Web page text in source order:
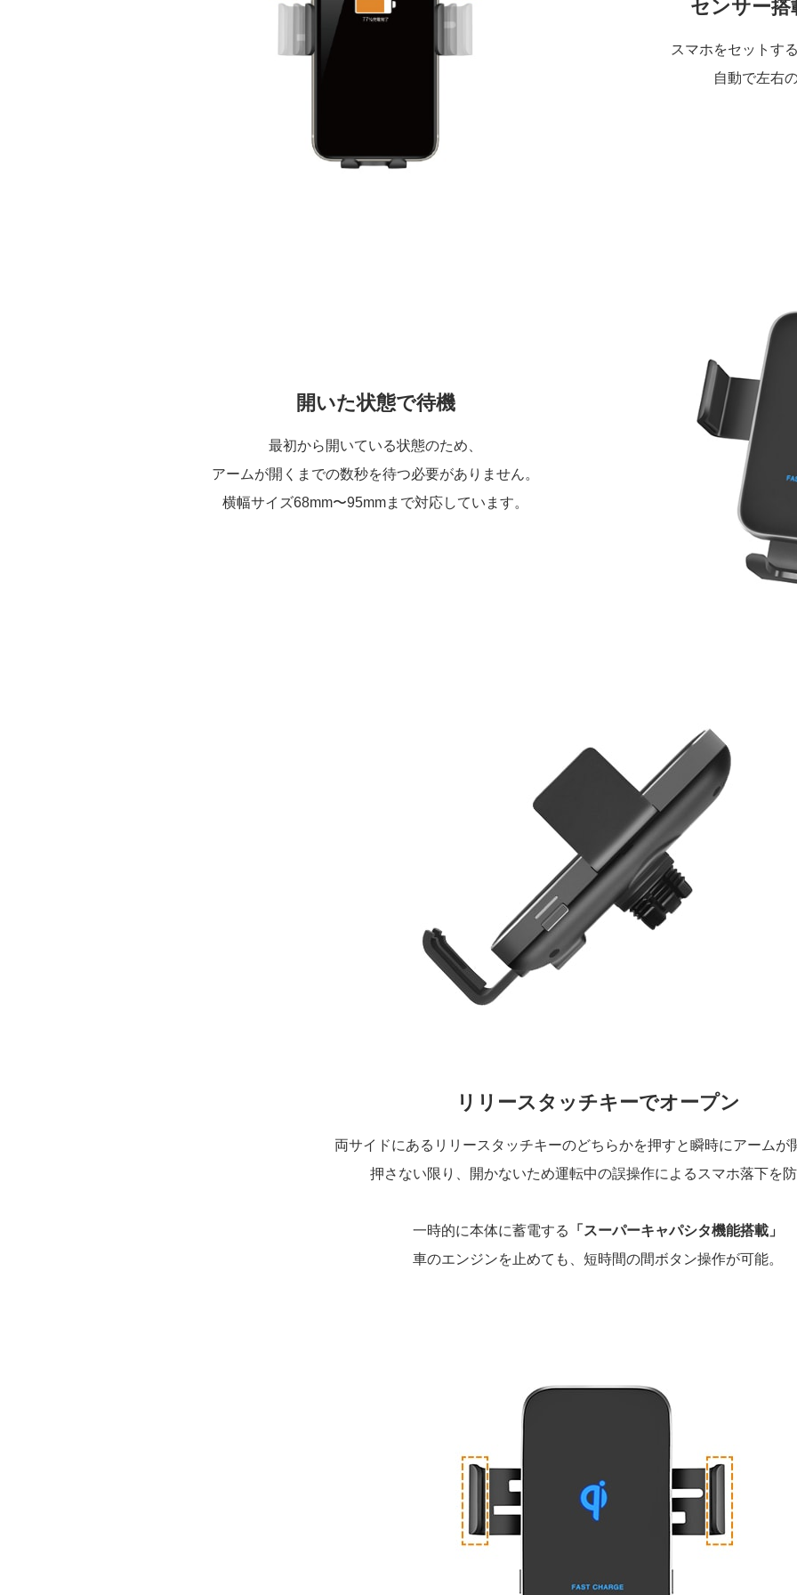
センサー搭
スマホをセットす
自動で左右
開いた状態で待機
最初から開いている状態のため、
アームが開くまでの数秒を待つ必要がありません。
横幅サイズ68mm〜95mmまで対応しています。
リリースタッチキーでオープン
両サイドにあるリリースタッチキーのどちらかを押すと瞬時にアームが
押さない限り、開かないため運転中の誤操作によるスマホ落下を防
一時的に本体に蓄電する
「スーパーキャパシタ機能搭載」
車のエンジンを止めても、短時間の間ボタン操作が可能。